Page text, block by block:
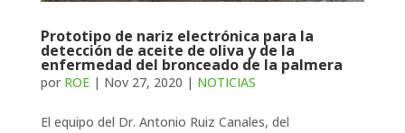
Prototipo de nariz electrónica para la
detección de aceite de oliva y de la
enfermedad del bronceado de la palmera
por ROE| Nov 27, 2020 | NOTICIAS
El equipo del Dr. Antonio Ruiz Canales, del